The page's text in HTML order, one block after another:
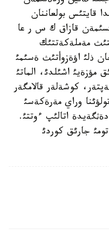
جئلئ 27- ماؤسئمدا قايتئس بولعاننان
قازاق ك س ر عا
مةملةكةتتئك
ذلئ اؤةزوأتئث ةسئمئ
مؤزةيئ اشئلدئ، الماتئ
كوشةلةر قالامگةر
تؤعانئنا 100 جئل تولؤئنا وراي مةرةكةسئ
اتالئپ ءوتتئ.
شئعارمالار جيناعئنئث 50 تومئنئث 36 تومئ جارئق كوردئ